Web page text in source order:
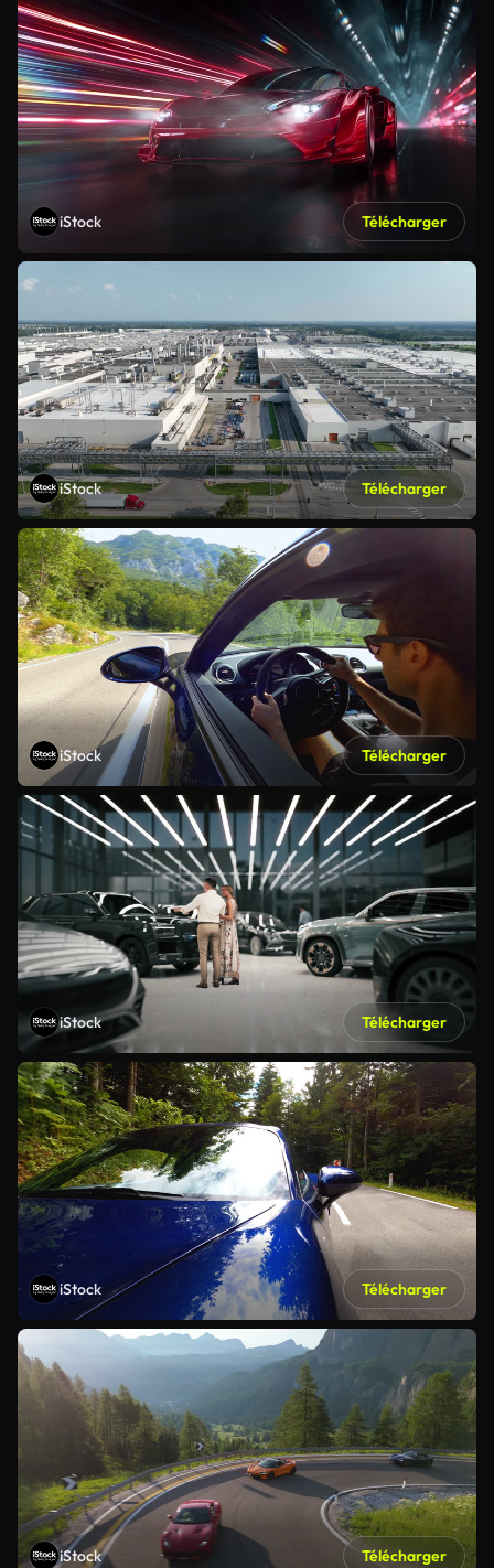
iStock Télécharger
iStock Télécharger
iStock Télécharger
iStock Télécharger
iStock Télécharger
iStock Télécharger